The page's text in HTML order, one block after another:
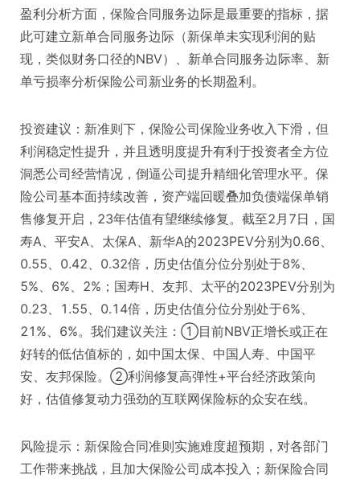
盈利分析方面，保险合同服务边际是最重要的指标，据
此可建立新单合同服务边际（新保单未实现利润的贴
现，类似财务口径的NBV）、新单合同服务边际率、新
单亏损率分析保险公司新业务的长期盈利。
投资建议：新准则下，保险公司保险业务收入下滑，但
利润稳定性提升，并且透明度提升有利于投资者全方位
洞悉公司经营情况，倒逼公司提升精细化管理水平。保
险公司基本面持续改善，资产端回暖叠加负债端保单销
售修复开启，23年估值有望继续修复。截至2月7日，国
寿A、平安A、太保A、新华A的2023PEV分别为0.66、
0.55、0.42、0.32倍，历史估值分位分别处于8%、
5%、6%、2%；国寿H、友邦、太平的2023PEV分别为
0.23、1.55、0.14倍，历史估值分位分别处于6%、
21%、6%。我们建议关注：①目前NBV正增长或正在
好转的低估值标的，如中国太保、中国人寿、中国平
安、友邦保险。②利润修复高弹性+平台经济政策向
好，估值修复动力强劲的互联网保险标的众安在线。
风险提示：新保险合同准则实施难度超预期，对各部门
工作带来挑战，且加大保险公司成本投入；新保险合同